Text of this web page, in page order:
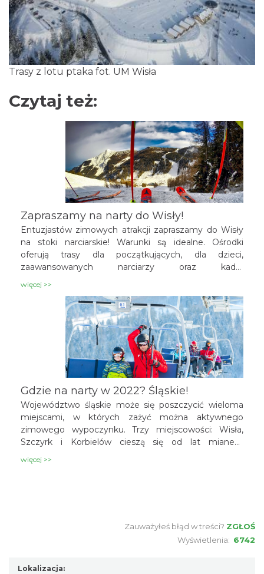
Trasy z lotu ptaka fot. UM Wisła
Czytaj też:
Zapraszamy na narty do Wisły!
Entuzjastów zimowych atrakcji zapraszamy do Wisły
na stoki narciarskie! Warunki są idealne. Ośrodki
oferują trasy dla początkujących, dla dzieci,
zaawansowanych narciarzy oraz kadrę
zróżnicowanej trudności. Na miejscu znajdują się
wypożyczalnie najnowszego sprzętu narciarskiego.
Stoki są oświetlone i wyposażone w systemy
naśnieżania, dzięki czemu zawsze panują bardzo
dobre warunki.
więcej >>
Gdzie na narty w 2022? Śląskie!
Województwo śląskie może się poszczycić wieloma
miejscami, w których zażyć można aktywnego
zimowego wypoczynku. Trzy miejscowości: Wisła,
Szczyrk i Korbielów cieszą się od lat mianem
są modernizowane i unowocześniane, tak aby
więcej >>
Zauważyłeś błąd w treści? ZGŁOŚ
Wyświetlenia: 6742
Lokalizacja: